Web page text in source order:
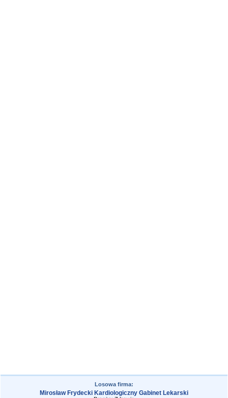
Losowa firma:
Mirosław Frydecki Kardiologiczny Gabinet Lekarski